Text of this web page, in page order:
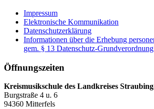
Impressum
Elektronische Kommunikation
Datenschutzerklärung
Informationen über die Erhebung
gem. § 13 Datenschutz-
Öffnungszeiten
Kreismusikschule des Landkreises
Burgstraße 4 u. 6
94360 Mitterfels